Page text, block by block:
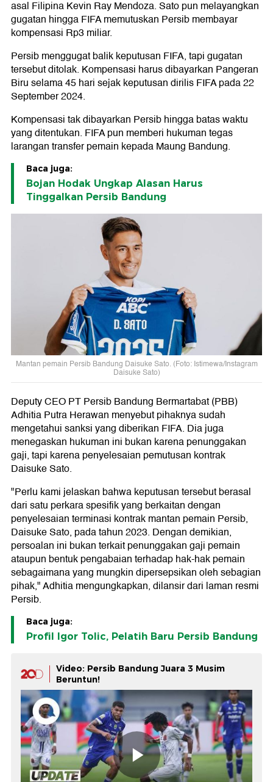
asal Filipina Kevin Ray Mendoza. Sato pun melayangkan
gugatan hingga FIFA memutuskan Persib membayar
kompensasi Rp3 miliar.
Persib menggugat balik keputusan FIFA, tapi gugatan
tersebut ditolak. Kompensasi harus dibayarkan Pangeran
Biru selama 45 hari sejak keputusan dirilis FIFA pada 22
September 2024.
Kompensasi tak dibayarkan Persib hingga batas waktu
yang ditentukan. FIFA pun memberi hukuman tegas
larangan transfer pemain kepada Maung Bandung.
Baca juga:
Bojan Hodak Ungkap Alasan Harus
Tinggalkan Persib Bandung
Mantan pemain Persib Bandung Daisuke Sato. (Foto: Istimewa/Instagram
Daisuke Sato)
Deputy CEO PT Persib Bandung Bermartabat (PBB)
Adhitia Putra Herawan menyebut pihaknya sudah
mengetahui sanksi yang diberikan FIFA. Dia juga
menegaskan hukuman ini bukan karena penunggakan
gaji, tapi karena penyelesaian pemutusan kontrak
Daisuke Sato.
"Perlu kami jelaskan bahwa keputusan tersebut berasal
dari satu perkara spesifik yang berkaitan dengan
penyelesaian terminasi kontrak mantan pemain Persib,
Daisuke Sato, pada tahun 2023. Dengan demikian,
persoalan ini bukan terkait penunggakan gaji pemain
ataupun bentuk pengabaian terhadap hak-hak pemain
sebagaimana yang mungkin dipersepsikan oleh sebagian
pihak," Adhitia mengungkapkan, dilansir dari laman resmi
Persib.
Baca juga:
Profil Igor Tolic, Pelatih Baru Persib Bandung
Video: Persib Bandung Juara 3 Musim
Beruntun!